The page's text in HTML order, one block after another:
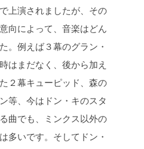
上演されましたが、その
向によって、音楽はどん
。例えば３幕のグラン・
はまだなく、後から加え
２幕キューピッド、森の
等、今はドン・キのスタ
曲でも、ミンクス以外の
多いです。そしてドン・